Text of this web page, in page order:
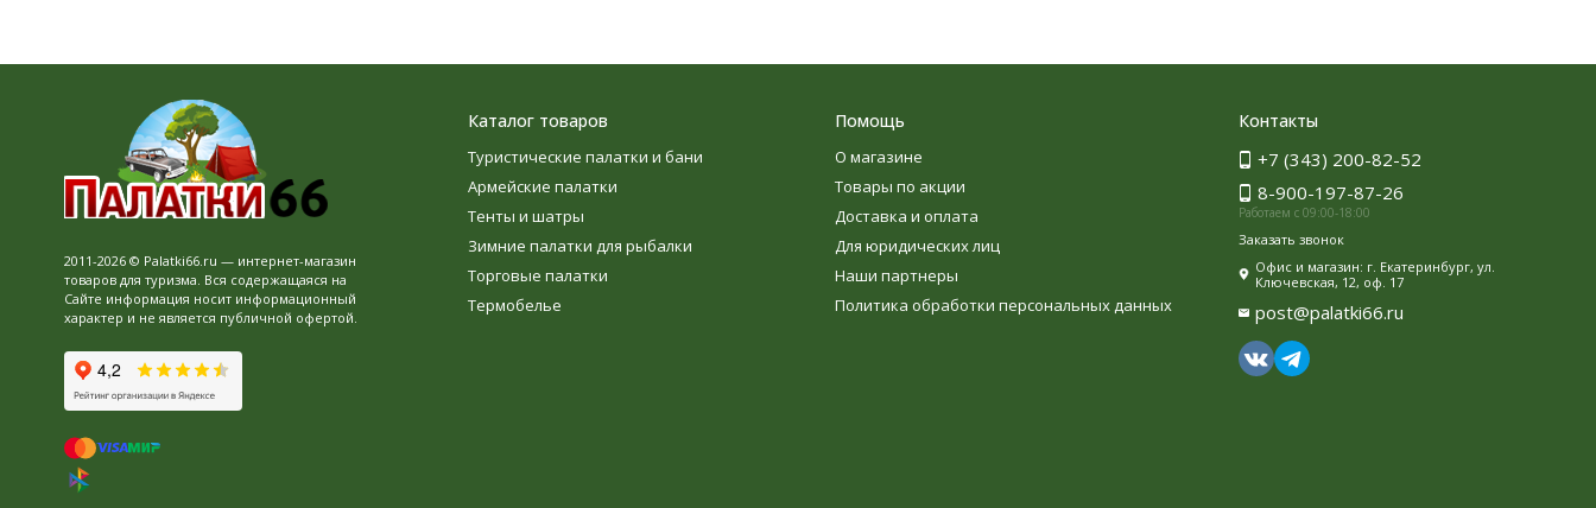
2011-2026 © Palatki66.ru — интернет-магазин
товаров для туризма. Вся содержащаяся на
Сайте информация носит информационный
характер и не является публичной офертой.
Каталог товаров
Туристические палатки и бани
Армейские палатки
Тенты и шатры
Зимние палатки для рыбалки
Торговые палатки
Термобелье
Помощь
О магазине
Товары по акции
Доставка и оплата
Для юридических лиц
Наши партнеры
Политика обработки персональных данных
Контакты
+7 (343) 200-82-52
8-900-197-87-26
Работаем с 09:00-18:00
Заказать звонок
Офис и магазин: г. Екатеринбург, ул.
Ключевская, 12, оф. 17
post@palatki66.ru